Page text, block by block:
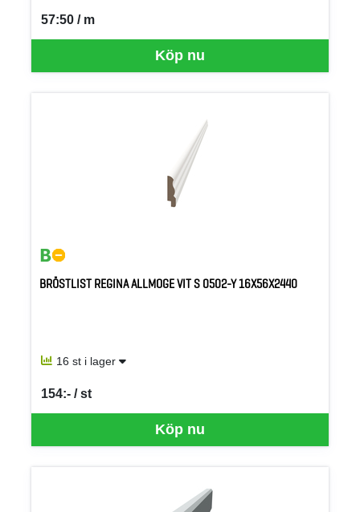
Köp nu
57:50 / m
SEK per M
BRÖSTLIST REGINA ALLMOGE VIT S 0502-Y 16X56X2440
16 st i lager
Köp nu
154:- / st
SEK per ST